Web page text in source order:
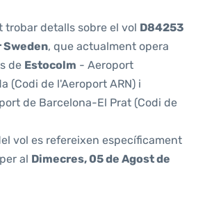
trobar detalls sobre el vol D84253
Sweden, que actualment opera
de Estocolm - Aeroport
(Codi de l'Aeroport ARN) i
de Barcelona-El Prat (Codi de
vol es refereixen específicament
al Dimecres, 05 de Agost de